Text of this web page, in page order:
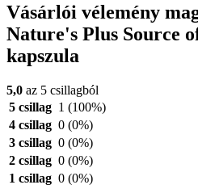
Vásárlói vélemény
Nature's Plus Source
kapszula
5,0 az 5 csillagból
5 csillag 1 (100%)
4 csillag 0 (0%)
3 csillag 0 (0%)
2 csillag 0 (0%)
1 csillag 0 (0%)